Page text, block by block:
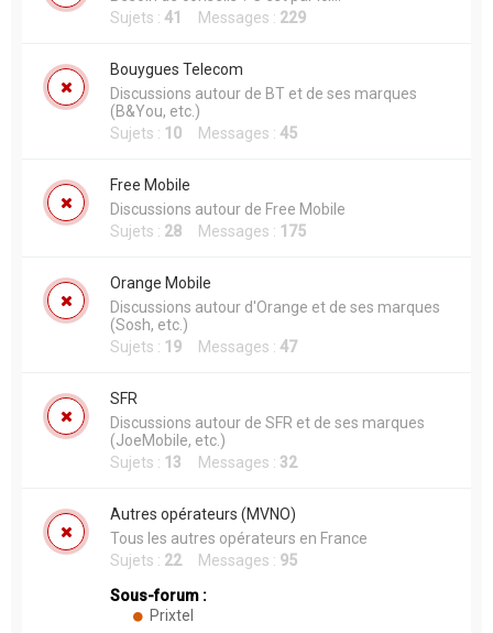
Sujets : 41 Messages : 229
Bouygues Telecom
Discussions autour de BT et de ses marques
(B&You, etc.)
Sujets : 10 Messages : 45
Free Mobile
Discussions autour de Free Mobile
Sujets : 28 Messages : 175
Orange Mobile
Discussions autour d'Orange et de ses marques
(Sosh, etc.)
Sujets : 19 Messages : 47
SFR
Discussions autour de SFR et de ses marques
(JoeMobile, etc.)
Sujets : 13 Messages : 32
Autres opérateurs (MVNO)
Tous les autres opérateurs en France
Sujets : 22Messages : 95
Sous-forum :
Prixtel